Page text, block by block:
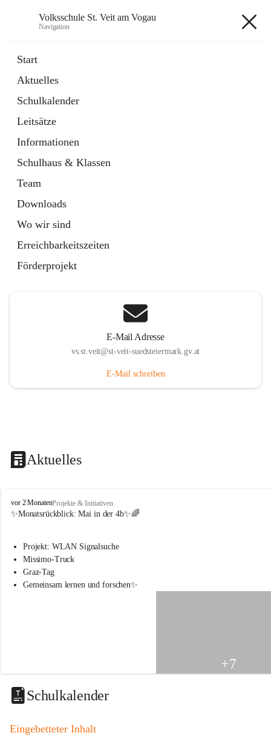
Volksschule St. Veit am Vogau
Navigation
Start
Aktuelles
Schulkalender
Leitsätze
Informationen
Schulhaus & Klassen
Team
Downloads
Wo wir sind
Erreichbarkeitszeiten
Förderprojekt
E-Mail Adresse
vs.st.veit@st-veit-suedsteiermark.gv.at
E-Mail schreiben
Aktuelles
V
o
s
s
c
i
t
a
o
vor 2 MonatenProjekte & Initiativen
✨Monatsrückblick: Mai in der 4b✨🌈
Projekt: WLAN Signalsuche
Missimo-Truck
Graz-Tag
Gemeinsam lernen und forschen✨
+7
Schulkalender
Eingebetteter Inhalt